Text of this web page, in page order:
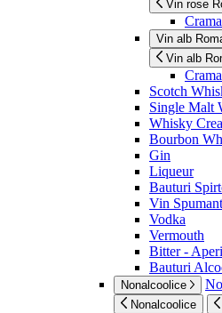
Vin rose
Vin alb
Vin alb
Scotch
Single Malt
Whisky
Bourbon
Gin
Liqueur
Bauturi
Vin
Vodka
Vermouth
Bitter -
Bauturi
Nonalcoolice
Nonalcoolice